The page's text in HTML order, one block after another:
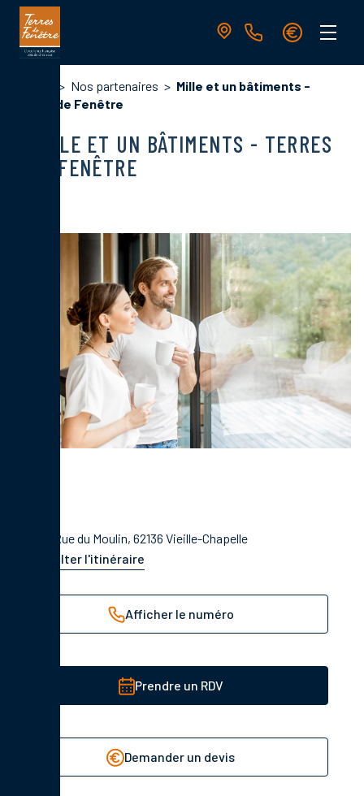
Aller
contenu
principale
Nos partenaires
Mille et un bâtiments -
Terres de Fenêtre
MILLE ET UN BÂTIMENTS - TERRES
DE FENÊTRE
260b Rue du Moulin, 62136 Vieille-Chapelle
Consulter l'itinéraire
Afficher le numéro
Prendre un RDV
Demander un devis